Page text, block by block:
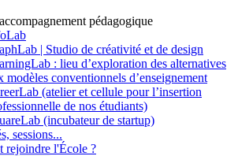
pédagogique
| Studio de créativité et de design
: lieu d’exploration des alternatives
modèles conventionnels d’enseignement
(atelier et cellule pour l’insertion
de nos étudiants)
(incubateur de startup)
sessions...
rejoindre l'École ?